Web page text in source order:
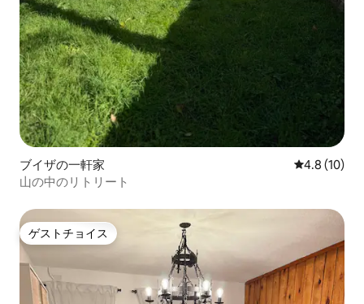
ブイザの一軒家 レビュー10
4.8 (10)
山の中のリトリート
ゲストチョイス
ゲストチョイス